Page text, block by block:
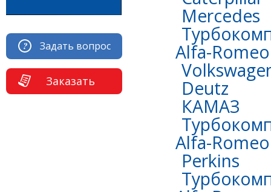
Mercedes
Alfa-
Deutz
КАМАЗ
Alfa-
Perkins
Задать вопрос
Заказать